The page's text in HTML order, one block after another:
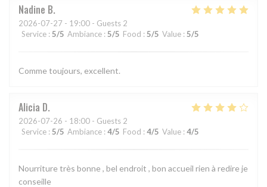
Nadine B
2026-07-27 - 19:00 - Guests 2
Service : 5/5 Ambiance : 5/5 Food : 5/5 Value : 5/5
Comme toujours, excellent.
Alicia D
2026-07-26 - 18:00 - Guests 2
Service : 5/5 Ambiance : 4/5 Food : 4/5 Value : 4/5
Nourriture très bonne , bel endroit , bon accueil rien à redire je
conseille